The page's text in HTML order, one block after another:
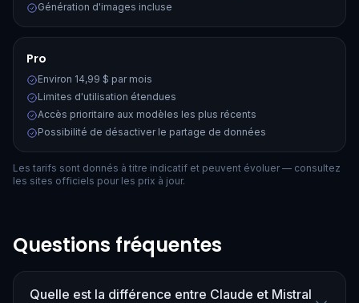
Génération d'images incluse
Pro
Environ 14,99 $ par mois
Limites d'utilisation étendues
Accès prioritaire aux modèles les plus récents
Possibilité de désactiver le partage de données
Les tarifs sont donnés à titre indicatif et peuvent évoluer — consultez
les sites officiels pour les prix à jour.
Questions fréquentes
Quelle est la différence entre Claude et Mistral